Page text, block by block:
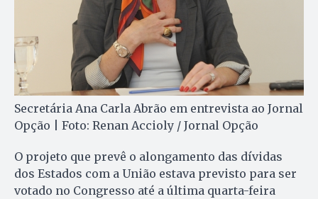
Secretária Ana Carla Abrão em entrevista ao Jornal
Opção | Foto: Renan Accioly / Jornal Opção
O projeto que prevê o alongamento das dívidas
dos Estados com a União estava previsto para ser
votado no Congresso até a última quarta-feira